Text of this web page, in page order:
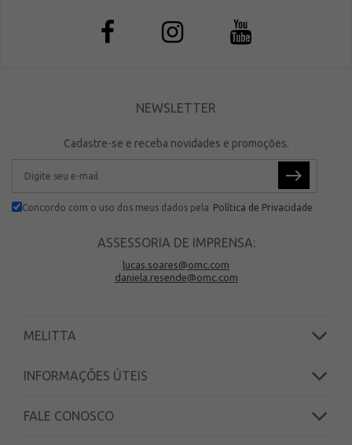
NEWSLETTER
Cadastre-se e receba novidades e promoções.
Concordo com o uso dos meus dados pela Política de Privacidade
ASSESSORIA DE IMPRENSA:
lucas.soares@omc.com
daniela.resende@omc.com
MELITTA
INFORMAÇÕES ÚTEIS
FALE CONOSCO